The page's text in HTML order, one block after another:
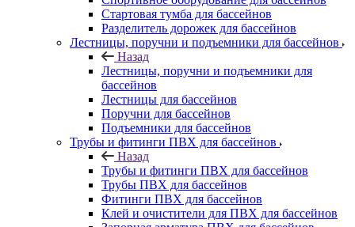
Стартовая тумба для бассейнов
Разделитель дорожек для бассейнов
Лестницы, поручни и подъемники для бассейнов
Назад
Лестницы, поручни и подъемники для
бассейнов
Лестницы для бассейнов
Поручни для бассейнов
Подъемники для бассейнов
Трубы и фитинги ПВХ для бассейнов
Назад
Трубы и фитинги ПВХ для бассейнов
Трубы ПВХ для бассейнов
Фитинги ПВХ для бассейнов
Клей и очистители для ПВХ для бассейнов